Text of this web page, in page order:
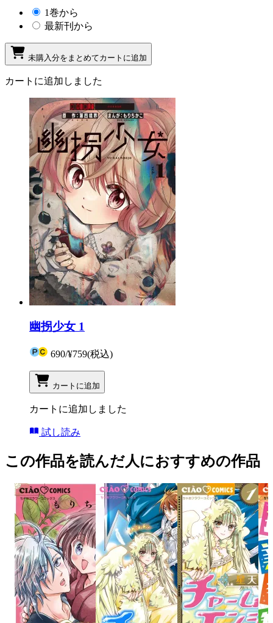
1巻から
最新刊から
未購入分をまとめてカートに追加
カートに追加しました
幽拐少女 1
690/¥759(税込)
カートに追加
カートに追加しました
試し読み
この作品を読んだ人におすすめの作品